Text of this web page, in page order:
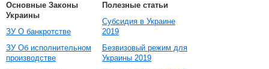
Основные Законы
Украины
ЗУ О банкротстве
ЗУ Об исполнительном
производстве
Полезные статьи
Субсидия в Украине
2019
Безвизовый режим для
Украины 2019